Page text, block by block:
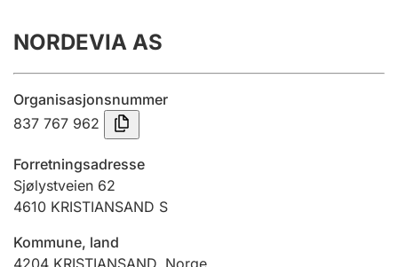
Årsregnskap
Innsending og forsinkelsesgebyr
Tinglysing
Jeger
NORDEVIA AS
Organisasjonsnummer
837 767 962
Forretningsadresse
Sjølystveien 62
4610 KRISTIANSAND S
Kommune, land
4204 KRISTIANSAND, Norge